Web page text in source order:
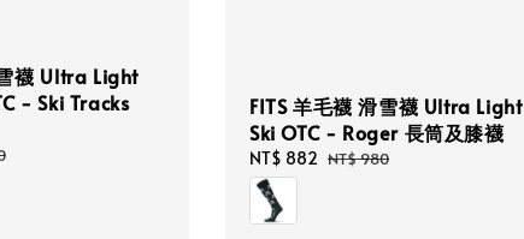
襪 Ultra Light
- Ski Tracks
FITS 羊毛襪 滑雪襪 Ultra Light
Ski OTC - Roger 長筒及膝襪
Sale
price
NT$ 882 Regular
NT$ 980